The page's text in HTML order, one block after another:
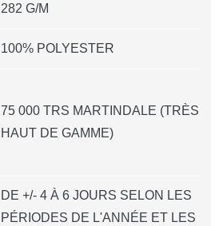
282 G/M
100% POLYESTER
75 000 TRS MARTINDALE (TRÈS
HAUT DE GAMME)
DE +/- 4 À 6 JOURS SELON LES
PÉRIODES DE L'ANNÉE ET LES